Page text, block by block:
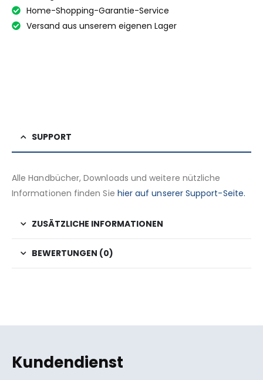
Home-Shopping-Garantie-Service
Versand aus unserem eigenen Lager
SUPPORT
Alle Handbücher, Downloads und weitere nützliche
Informationen finden Sie hier auf unserer Support-Seite.
ZUSÄTZLICHE INFORMATIONEN
BEWERTUNGEN (0)
Kundendienst